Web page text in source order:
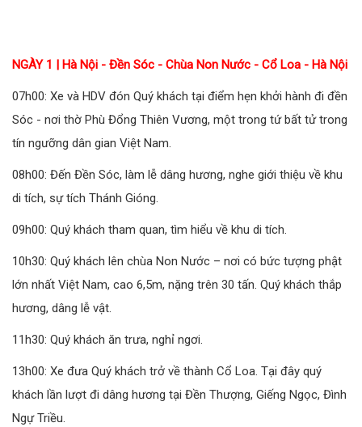
NGÀY 1 | Hà Nội - Đền Sóc - Chùa Non Nước - Cổ Loa - Hà Nội
07h00: Xe và HDV đón Quý khách tại điểm hẹn khởi hành đi đền
Sóc - nơi thờ Phù Đổng Thiên Vương, một trong tứ bất tử trong
tín ngưỡng dân gian Việt Nam.
08h00: Đến Đền Sóc, làm lễ dâng hương, nghe giới thiệu về khu
di tích, sự tích Thánh Gióng.
09h00: Quý khách tham quan, tìm hiểu về khu di tích.
10h30: Quý khách lên chùa Non Nước – nơi có bức tượng phật
lớn nhất Việt Nam, cao 6,5m, nặng trên 30 tấn. Quý khách thắp
hương, dâng lễ vật.
11h30: Quý khách ăn trưa, nghỉ ngơi.
13h00: Xe đưa Quý khách trở về thành Cổ Loa. Tại đây quý
khách lần lượt đi dâng hương tại Đền Thượng, Giếng Ngọc, Đình
Ngự Triều.